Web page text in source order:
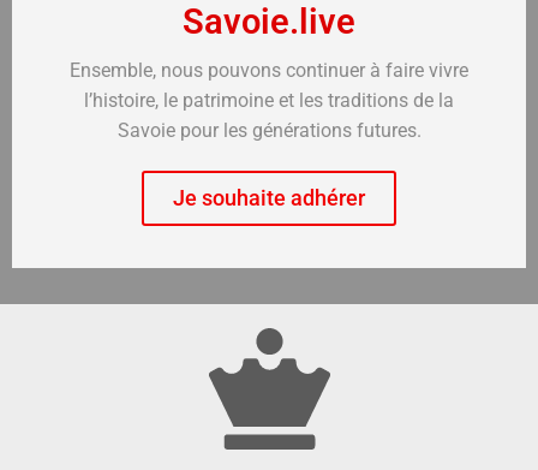
Savoie.live
Ensemble, nous pouvons continuer à faire vivre
l’histoire, le patrimoine et les traditions de la
Savoie pour les générations futures.
Je souhaite adhérer